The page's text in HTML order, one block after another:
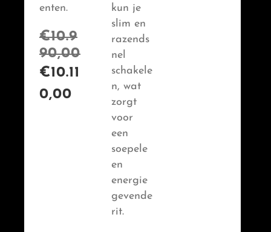
enten.
€10.9
90,00
€10.11
0,00
kun je
slim en
razends
nel
schakele
n, wat
zorgt
voor
een
soepele
en
energie
gevende
rit.